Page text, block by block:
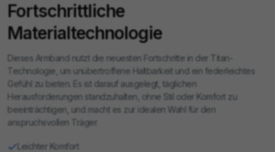
Fortschrittliche
Materialtechnologie
Dieses Armband nutzt die neuesten Fortschritte in der Titan-
Technologie, um unübertroffene Haltbarkeit und ein federleichtes
Gefühl zu bieten. Es ist darauf ausgelegt, täglichen
Herausforderungen standzuhalten, ohne Stil oder Komfort zu
beeinträchtigen, und macht es zur idealen Wahl für den
anspruchsvollen Träger.
Leichter Komfort